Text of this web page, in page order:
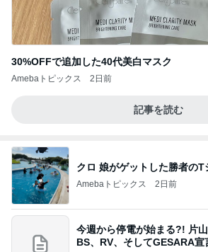
30%OFFで追加した40代美白マスク
Amebaトピックス 2日前
記事を読む
クロ 娘がゲットした勝者のT
Amebaトピックス 2日前
今週から停電が始まる?! 片
BS、RV、そしてGESARA宣